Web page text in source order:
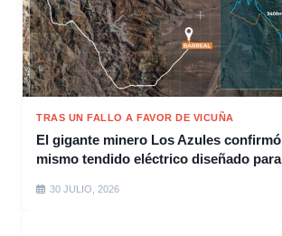
TRAS UN FALLO A FAVOR DE VICUÑA
El gigante minero Los Azules
mismo tendido eléctrico diseñado
30 JULIO, 2026